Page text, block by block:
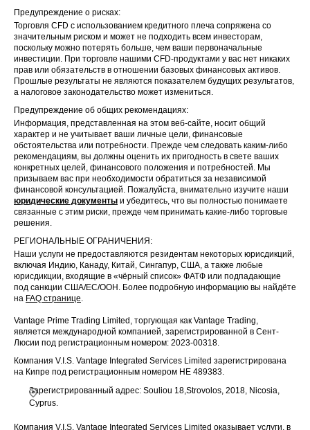
Предупреждение о рисках:
Торговля CFD с использованием кредитного плеча сопряжена со
значительным риском и может не подходить всем инвесторам,
поскольку можно потерять больше, чем ваши первоначальные
инвестиции. При торговле нашими CFD-продуктами у вас нет никаких
прав или обязательств в отношении базовых финансовых активов.
Прошлые результаты не являются показателем будущих результатов,
а налоговое законодательство может измениться.
Предупреждение об общих рекомендациях:
Информация, представленная на этом веб-сайте, носит общий
характер и не учитывает ваши личные цели, финансовые
обстоятельства или потребности. Прежде чем следовать каким-либо
рекомендациям, вы должны оценить их пригодность в свете ваших
конкретных целей, финансового положения и потребностей. Мы
призываем вас при необходимости обратиться за независимой
финансовой консультацией. Пожалуйста, внимательно изучите наши
юридические документы и убедитесь, что вы полностью понимаете
связанные с этим риски, прежде чем принимать какие-либо торговые
решения.
РЕГИОНАЛЬНЫЕ ОГРАНИЧЕНИЯ:
Наши услуги не предоставляются резидентам некоторых юрисдикций,
включая Индию, Канаду, Китай, Сингапур, США, а также любые
юрисдикции, входящие в «чёрный список» ФАТФ или подпадающие
под санкции США/ЕС/ООН. Более подробную информацию вы найдёте
на FAQ странице.
Vantage Prime Trading Limited, торгующая как Vantage Trading,
является международной компанией, зарегистрированной в Сент-
Люсии под регистрационным номером: 2023-00318.
Компания V.I.S. Vantage Integrated Services Limited зарегистрирована
на Кипре под регистрационным номером HE 489383.
Зарегистрированный адрес: Souliou 18,Strovolos, 2018, Nicosia,
Cyprus.
Компания V.I.S. Vantage Integrated Services Limited оказывает услуги, в